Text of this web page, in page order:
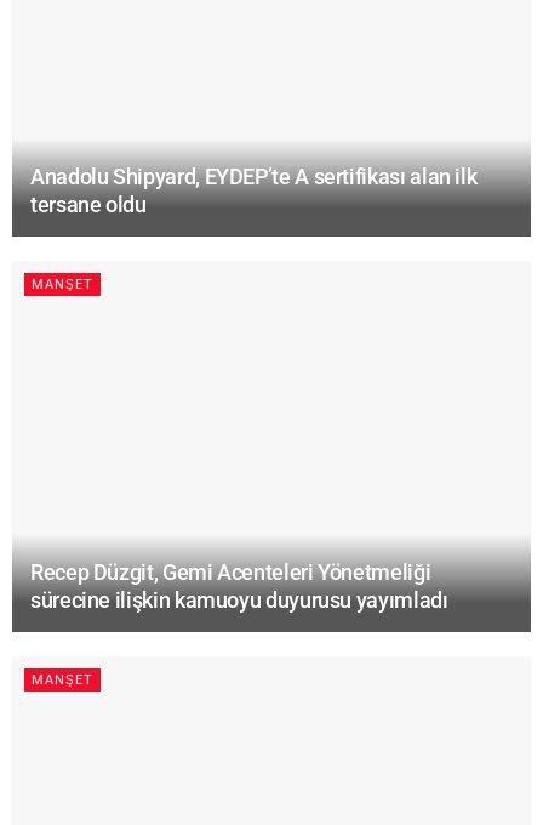
Anadolu Shipyard, EYDEP’te A sertifikası alan ilk
tersane oldu
MANŞET
Recep Düzgit, Gemi Acenteleri Yönetmeliği
sürecine ilişkin kamuoyu duyurusu yayımladı
MANŞET